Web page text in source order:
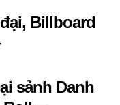
Billboard
sảnh Danh